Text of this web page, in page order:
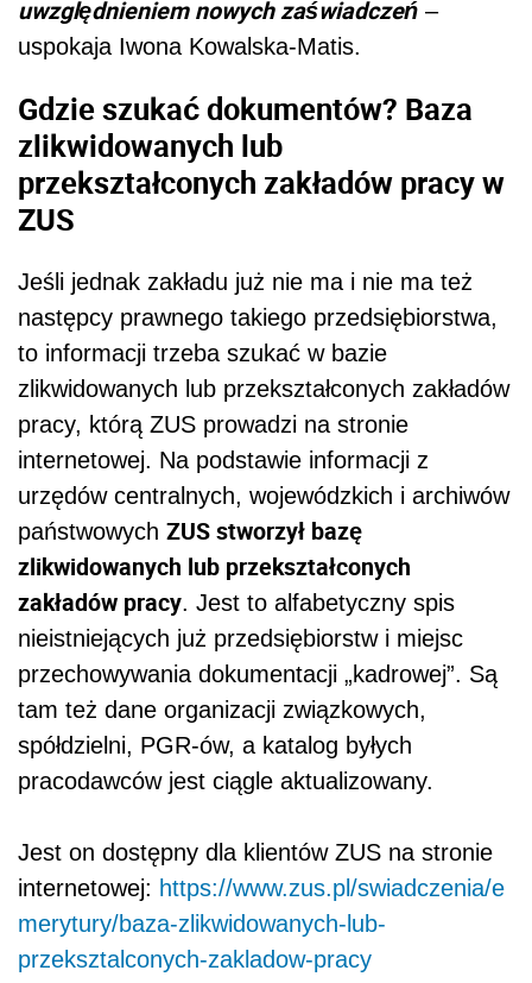
uwzględnieniem nowych zaświadczeń –
uspokaja Iwona Kowalska-Matis.
Gdzie szukać dokumentów? Baza
zlikwidowanych lub
przekształconych zakładów pracy w
ZUS
Jeśli jednak zakładu już nie ma i nie ma też
następcy prawnego takiego przedsiębiorstwa,
to informacji trzeba szukać w bazie
zlikwidowanych lub przekształconych zakładów
pracy, którą ZUS prowadzi na stronie
internetowej. Na podstawie informacji z
urzędów centralnych, wojewódzkich i archiwów
państwowych ZUS stworzył bazę
zlikwidowanych lub przekształconych
zakładów pracy. Jest to alfabetyczny spis
nieistniejących już przedsiębiorstw i miejsc
przechowywania dokumentacji „kadrowej”. Są
tam też dane organizacji związkowych,
spółdzielni, PGR-ów, a katalog byłych
pracodawców jest ciągle aktualizowany.
Jest on dostępny dla klientów ZUS na stronie
internetowej: https://www.zus.pl/swiadczenia/e
merytury/baza-zlikwidowanych-lub-
przeksztalconych-zakladow-pracy